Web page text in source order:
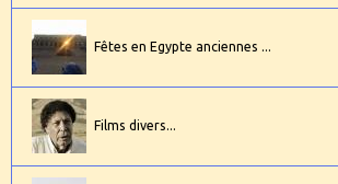
Fêtes en Egypte anciennes ...
Films divers...